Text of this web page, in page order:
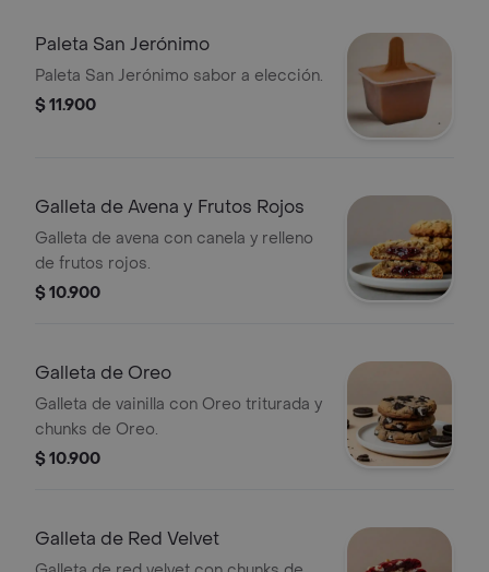
Paleta San Jerónimo
Paleta San Jerónimo sabor a elección.
$ 11.900
Galleta de Avena y Frutos Rojos
Galleta de avena con canela y relleno
de frutos rojos.
$ 10.900
Galleta de Oreo
Galleta de vainilla con Oreo triturada y
chunks de Oreo.
$ 10.900
Galleta de Red Velvet